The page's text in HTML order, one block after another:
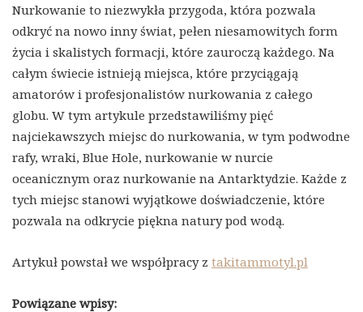
Nurkowanie to niezwykła przygoda, która pozwala
odkryć na nowo inny świat, pełen niesamowitych form
życia i skalistych formacji, które zauroczą każdego. Na
całym świecie istnieją miejsca, które przyciągają
amatorów i profesjonalistów nurkowania z całego
globu. W tym artykule przedstawiliśmy pięć
najciekawszych miejsc do nurkowania, w tym podwodne
rafy, wraki, Blue Hole, nurkowanie w nurcie
oceanicznym oraz nurkowanie na Antarktydzie. Każde z
tych miejsc stanowi wyjątkowe doświadczenie, które
pozwala na odkrycie piękna natury pod wodą.
Artykuł powstał we współpracy z takitammotyl.pl
Powiązane wpisy: